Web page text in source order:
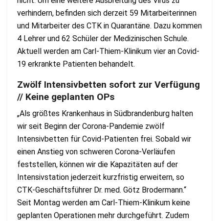
verhindern, befinden sich derzeit 59 Mitarbeiterinnen
und Mitarbeiter des CTK in Quarantäne. Dazu kommen
4 Lehrer und 62 Schüler der Medizinischen Schule.
Aktuell werden am Carl-Thiem-Klinikum vier an Covid-
19 erkrankte Patienten behandelt.
Zwölf Intensivbetten sofort zur Verfügung
// Keine geplanten OPs
„Als größtes Krankenhaus in Südbrandenburg halten
wir seit Beginn der Corona-Pandemie zwölf
Intensivbetten für Covid-Patienten frei. Sobald wir
einen Anstieg von schweren Corona-Verläufen
feststellen, können wir die Kapazitäten auf der
Intensivstation jederzeit kurzfristig erweitern, so
CTK-Geschäftsführer Dr. med. Götz Brodermann.“
Seit Montag werden am Carl-Thiem-Klinikum keine
geplanten Operationen mehr durchgeführt. Zudem